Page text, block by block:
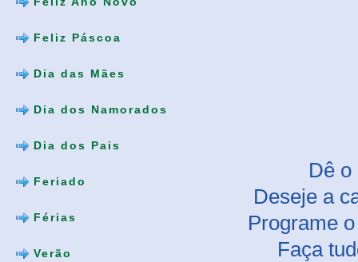
Feliz Páscoa
Dia das Mães
Dia dos Namorados
Dia dos Pais
Feriado
Férias
Verão
Dê
Deseje a
Programe
Faça